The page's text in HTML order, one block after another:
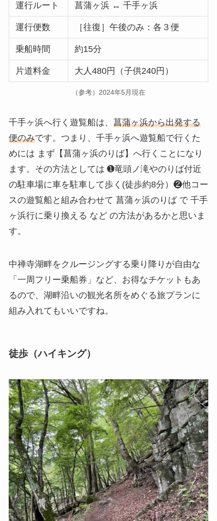
運行ルート 菖蒲ヶ浜 ↔ 千手ヶ浜
運行便数 ［往復］午後のみ：各３便
乗船時間 約15分
片道料金 大人480円（子供240円）
（参考）2024年5月現在
千手ヶ浜へ行く遊覧船は、 菖蒲ヶ浜から出発する
便のみです。つまり、千手ヶ浜へ遊覧船で行くた
めには まず【菖蒲ヶ浜のりば】へ行くことになり
ます。その方法としては ➊竜頭ノ滝やのりば付近
の駐車場に車を駐車して歩く(徒歩約8分）❷他コー
スの遊覧船と組み合わせて 菖蒲ヶ浜のりば で 千手
ヶ浜行に乗り換える など の方法があるかと思いま
す。
中禅寺湖畔をクルージングする乗り降りが自由な
「一周フリー乗船券」など、お得なチケットもあ
るので、湖畔沿いの観光名所をめぐる旅プランに
組み入れてもいいですね。
徒歩（ハイキング）